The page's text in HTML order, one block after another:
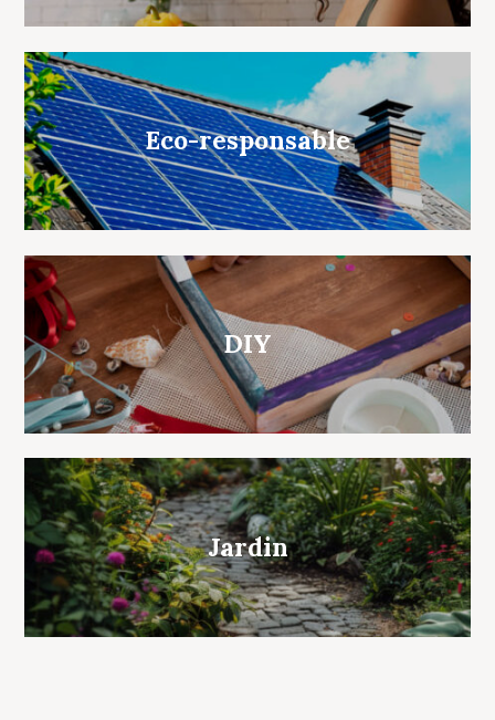
Eco-responsable
DIY
Jardin